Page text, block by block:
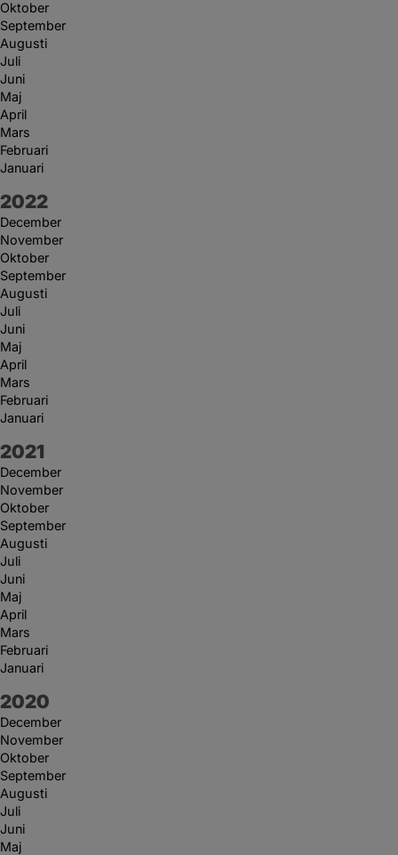
Oktober
September
Augusti
Juli
Juni
Maj
April
Mars
Februari
Januari
År:
2022
December
November
Oktober
September
Augusti
Juli
Juni
Maj
April
Mars
Februari
Januari
År:
2021
December
November
Oktober
September
Augusti
Juli
Juni
Maj
April
Mars
Februari
Januari
År:
2020
December
November
Oktober
September
Augusti
Juli
Juni
Maj